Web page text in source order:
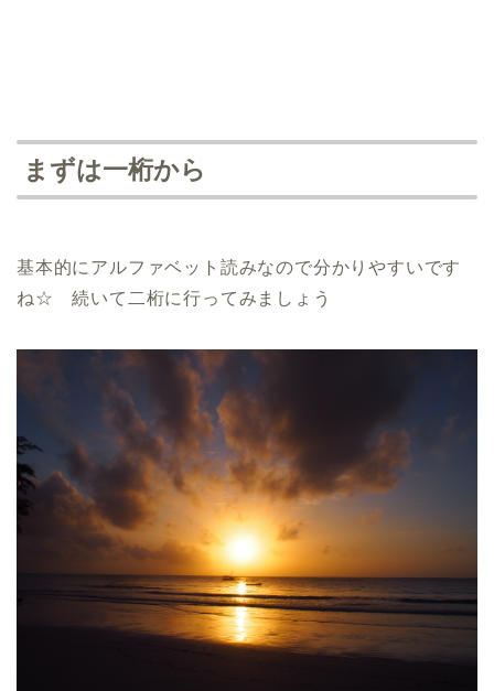
まずは一桁から
基本的にアルファベット読みなので分かりやすいです
ね☆ 続いて二桁に行ってみましょう